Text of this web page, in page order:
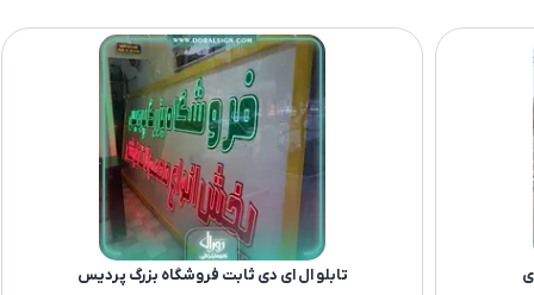
تابلو فلکسی تبلیغاتی شهری شهرداری